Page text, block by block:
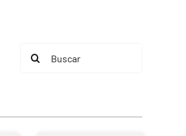
Buscar: